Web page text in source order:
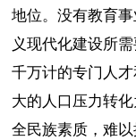
地位。没有教育
义现代化建设所
千万计的专门人
大的人口压力转
全民族素质，难